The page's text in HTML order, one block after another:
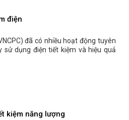
điện
đã có nhiều hoạt động tuyên
dụng điện tiết kiệm và hiệu quả
kiệm năng lượng